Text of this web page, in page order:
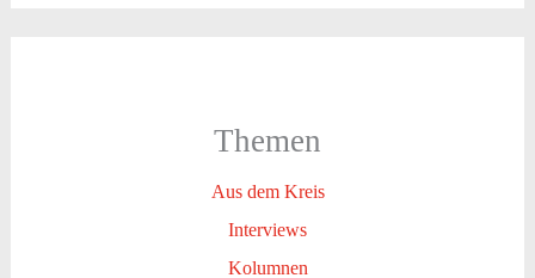
Themen
Aus dem Kreis
Interviews
Kolumnen